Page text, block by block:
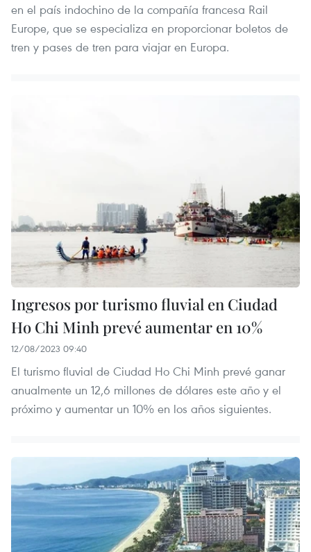
en el país indochino de la compañía francesa Rail
Europe, que se especializa en proporcionar boletos de
tren y pases de tren para viajar en Europa.
Ingresos por turismo fluvial en Ciudad
Ho Chi Minh prevé aumentar en 10%
12/08/2023 09:40
El turismo fluvial de Ciudad Ho Chi Minh prevé ganar
anualmente un 12,6 millones de dólares este año y el
próximo y aumentar un 10% en los años siguientes.